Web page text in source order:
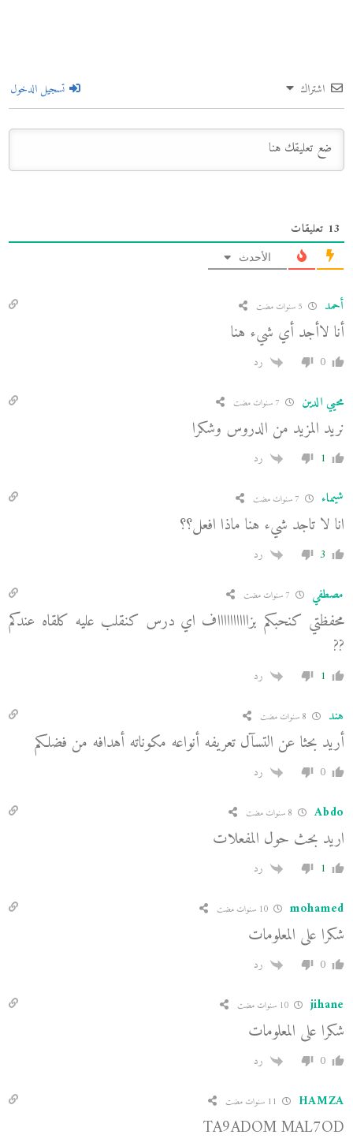
اشتراك تسجيل الدخول
13 تعليقات
الأحدث
أحمد
أنا لاأجد أي شيء هنا
0 رد
محيي الدين
نريد المزيد من الدروس وشكرا
1 رد
شيماء
انا لا تاجد شيء هنا ماذا افعل؟؟
3 رد
مصطفي
محفظتي كنحبكم بزااااااااااف اي درس كنقلب عليه كلقاه عندكم
??
1 رد
هند
أريد بحثا عن التسآل تعريفه أنواعه مكوناته أهدافه من فضلكم
0 رد
Abdo
اريد بحث حول المفعلات
1 رد
mohamed
شكرا على المعلومات
0 رد
jihane 10 سنوات مضت
شكرا على المعلومات
0 رد
HAMZA
TA9ADOM MAL7OD